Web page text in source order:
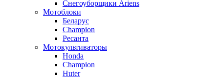
Снегоуборщики Ariens
Мотоблоки
Беларус
Champion
Ресанта
Мотокультиваторы
Honda
Champion
Huter